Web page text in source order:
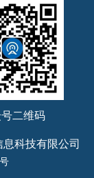
二维码
科技有限公司